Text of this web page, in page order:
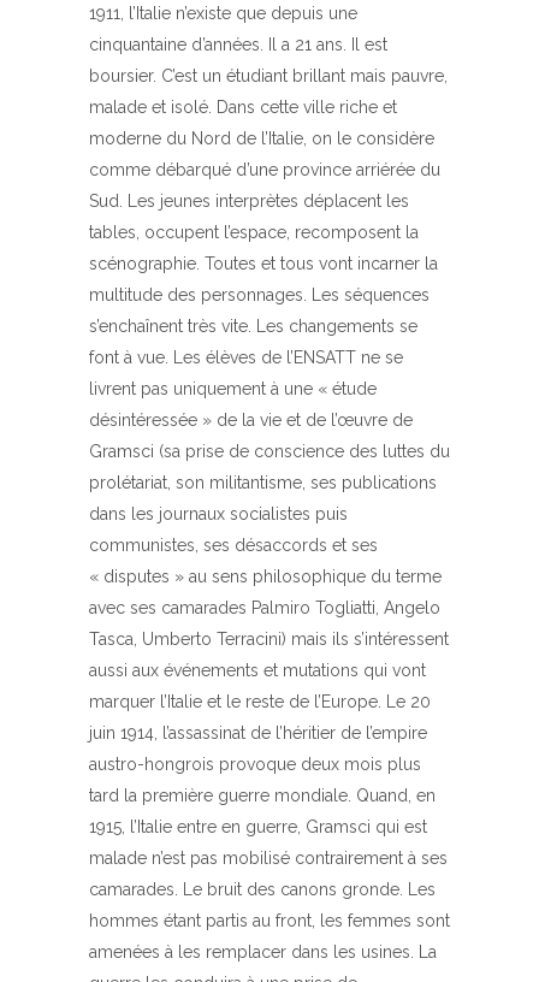
1911, l’Italie n’existe que depuis une
cinquantaine d’années. Il a 21 ans. Il est
boursier. C’est un étudiant brillant mais pauvre,
malade et isolé. Dans cette ville riche et
moderne du Nord de l’Italie, on le considère
comme débarqué d’une province arriérée du
Sud. Les jeunes interprètes déplacent les
tables, occupent l’espace, recomposent la
scénographie. Toutes et tous vont incarner la
multitude des personnages. Les séquences
s’enchaînent très vite. Les changements se
font à vue. Les élèves de l’ENSATT ne se
livrent pas uniquement à une « étude
désintéressée » de la vie et de l’œuvre de
Gramsci (sa prise de conscience des luttes du
prolétariat, son militantisme, ses publications
dans les journaux socialistes puis
communistes, ses désaccords et ses
« disputes » au sens philosophique du terme
avec ses camarades Palmiro Togliatti, Angelo
Tasca, Umberto Terracini) mais ils s’intéressent
aussi aux événements et mutations qui vont
marquer l’Italie et le reste de l’Europe. Le 20
juin 1914, l’assassinat de l’héritier de l’empire
austro-hongrois provoque deux mois plus
tard la première guerre mondiale. Quand, en
1915, l’Italie entre en guerre, Gramsci qui est
malade n’est pas mobilisé contrairement à ses
camarades. Le bruit des canons gronde. Les
hommes étant partis au front, les femmes sont
amenées à les remplacer dans les usines. La